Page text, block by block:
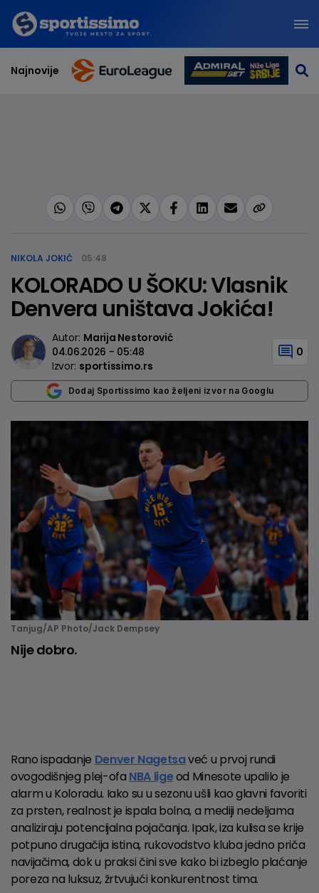
Najnovije
NIKOLA JOKIĆ 05:48
KOLORADO U ŠOKU: Vlasnik
Denvera uništava Jokića!
Autor: Marija Nestorović
04.06.2026 - 05:48
Izvor: sportissimo.rs
0
Dodaj Sportissimo kao željeni izvor na Googlu
Tanjug/AP Photo/Jack Dempsey
Nije dobro.
Rano ispadanje Denver Nagetsaveć u prvoj rundi
ovogodišnjeg plej-ofa NBA ligeod Minesote upalilo je
alarm u Koloradu. Iako su u sezonu ušli kao glavni favoriti
za prsten, realnost je ispala bolna, a mediji nedeljama
analiziraju potencijalna pojačanja. Ipak, iza kulisa se krije
potpuno drugačija istina, rukovodstvo kluba jedno priča
navijačima, dok u praksi čini sve kako bi izbeglo plaćanje
poreza na luksuz, žrtvujući konkurentnost tima.